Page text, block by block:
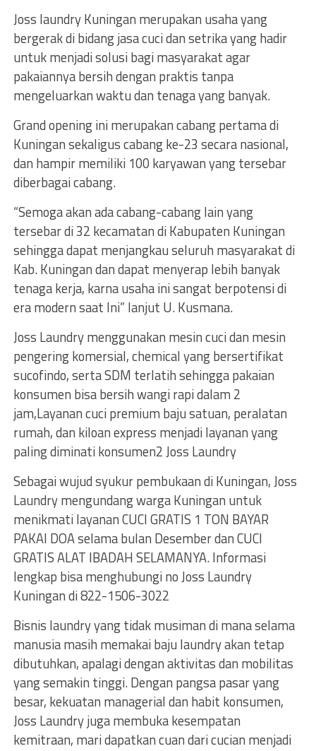
Joss laundry Kuningan merupakan usaha yang
bergerak di bidang jasa cuci dan setrika yang hadir
untuk menjadi solusi bagi masyarakat agar
pakaiannya bersih dengan praktis tanpa
mengeluarkan waktu dan tenaga yang banyak.
Grand opening ini merupakan cabang pertama di
Kuningan sekaligus cabang ke-23 secara nasional,
dan hampir memiliki 100 karyawan yang tersebar
diberbagai cabang.
“Semoga akan ada cabang-cabang lain yang
tersebar di 32 kecamatan di Kabupaten Kuningan
sehingga dapat menjangkau seluruh masyarakat di
Kab. Kuningan dan dapat menyerap lebih banyak
tenaga kerja, karna usaha ini sangat berpotensi di
era modern saat Ini” lanjut U. Kusmana.
Joss Laundry menggunakan mesin cuci dan mesin
pengering komersial, chemical yang bersertifikat
sucofindo, serta SDM terlatih sehingga pakaian
konsumen bisa bersih wangi rapi dalam 2
jam,Layanan cuci premium baju satuan, peralatan
rumah, dan kiloan express menjadi layanan yang
paling diminati konsumen2 Joss Laundry
Sebagai wujud syukur pembukaan di Kuningan, Joss
Laundry mengundang warga Kuningan untuk
menikmati layanan CUCI GRATIS 1 TON BAYAR
PAKAI DOA selama bulan Desember dan CUCI
GRATIS ALAT IBADAH SELAMANYA. Informasi
lengkap bisa menghubungi no Joss Laundry
Kuningan di 822-1506-3022
Bisnis laundry yang tidak musiman di mana selama
manusia masih memakai baju laundry akan tetap
dibutuhkan, apalagi dengan aktivitas dan mobilitas
yang semakin tinggi. Dengan pangsa pasar yang
besar, kekuatan managerial dan habit konsumen,
Joss Laundry juga membuka kesempatan
kemitraan, mari dapatkan cuan dari cucian menjadi